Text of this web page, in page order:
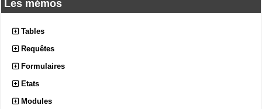
Les mémos
Tables
Requêtes
Formulaires
Etats
Modules